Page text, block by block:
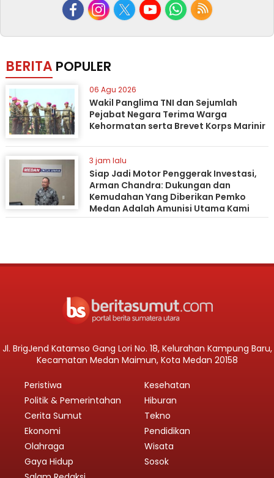
BERITA POPULER
06 Agu 2026
Wakil Panglima TNI dan Sejumlah
Pejabat Negara Terima Warga
Kehormatan serta Brevet Korps Marinir
3 jam lalu
Siap Jadi Motor Penggerak Investasi,
Arman Chandra: Dukungan dan
Kemudahan Yang Diberikan Pemko
Medan Adalah Amunisi Utama Kami
Jl. BrigJend Katamso Gang Lori No. 18, Kelurahan Kampung Baru,
Kecamatan Medan Maimun, Kota Medan 20158
Peristiwa
Politik & Pemerintahan
Cerita Sumut
Ekonomi
Olahraga
Gaya Hidup
Kesehatan
Hiburan
Tekno
Pendidikan
Wisata
Sosok